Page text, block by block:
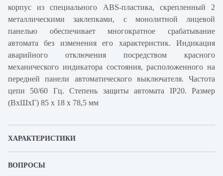
корпус из специального ABS-пластика, скрепленный 2
металлическими заклепками, с монолитной лицевой
панелью обеспечивает многократное срабатывание
автомата без изменения его характеристик. Индикация
аварийного отключения посредством красного
механического индикатора состояния, расположенного на
передней панели автоматического выключателя. Частота
цепи 50/60 Гц. Степень защиты автомата IP20. Размер
(ВхШхГ) 85 х 18 х 78,5 мм
ХАРАКТЕРИСТИКИ
ВОПРОСЫ